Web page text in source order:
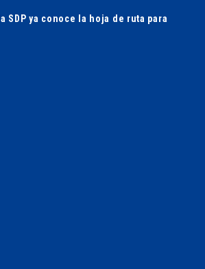
SDP ya conoce la hoja de ruta para